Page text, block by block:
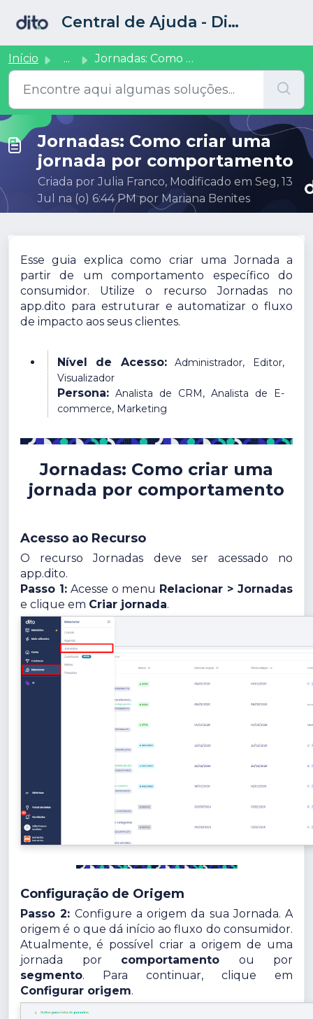
Central de Ajuda - Dito CRM
Início ... Jornadas: Como criar uma jornada por comportamento
Jornadas: Como criar uma
jornada por comportamento
Criada por Julia Franco, Modificado em Seg, 13
Jul na (o) 6:44 PM por Mariana Benites
Esse guia explica como criar uma Jornada a
partir de um comportamento específico do
consumidor. Utilize o recurso Jornadas no
app.dito para estruturar e automatizar o fluxo
de impacto aos seus clientes.
Nível de Acesso:
Administrador, Editor,
Visualizador
Persona: Analista de CRM, Analista de E-
commerce, Marketing
Jornadas: Como criar uma
jornada por comportamento
Acesso ao Recurso
O recurso Jornadas deve ser acessado no
app.dito.
Passo 1:Acesse o menu Relacionar > Jornadas
e clique em Criar jornada.
Configuração de Origem
Passo 2: Configure a origem da sua Jornada. A
origem é o que dá início ao fluxo do consumidor.
Atualmente, é possível criar a origem de uma
jornada por comportamento ou por
segmento. Para continuar, clique em
Configurar origem.